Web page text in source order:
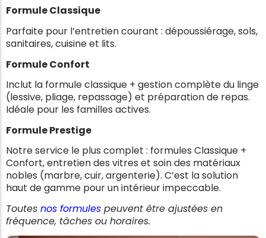
Formule Classique
Parfaite pour l’entretien courant : dépoussiérage, sols,
sanitaires, cuisine et lits.
Formule Confort
Inclut la formule classique + gestion complète du linge
(lessive, pliage, repassage) et préparation de repas.
Idéale pour les familles actives.
Formule Prestige
Notre service le plus complet : formules Classique +
Confort, entretien des vitres et soin des matériaux
nobles (marbre, cuir, argenterie). C’est la solution
haut de gamme pour un intérieur impeccable.
Toutes nos formules peuvent être ajustées en
fréquence, tâches ou horaires.